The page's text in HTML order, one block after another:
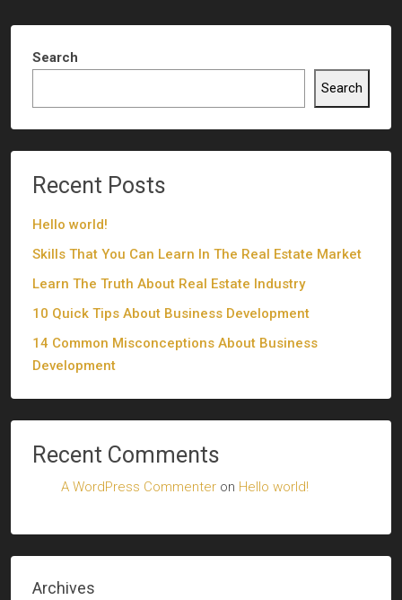
Search
Search
Recent Posts
Hello world!
Skills That You Can Learn In The Real Estate Market
Learn The Truth About Real Estate Industry
10 Quick Tips About Business Development
14 Common Misconceptions About Business
Development
Recent Comments
A WordPress Commenter on Hello world!
Archives